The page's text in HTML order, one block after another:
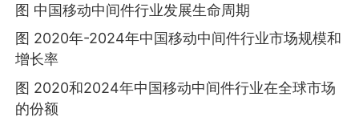
图 中国移动中间件行业发展生命周期
图 2020年-2024年中国移动中间件行业市场规模和
增长率
图 2020和2024年中国移动中间件行业在全球市场
的份额